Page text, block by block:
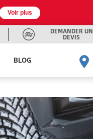
Voir plus
DEMANDER UN
DEVIS
BLOG